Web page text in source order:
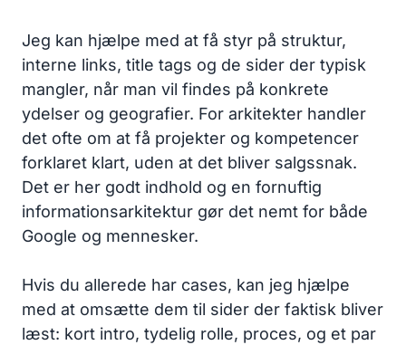
Jeg kan hjælpe med at få styr på struktur,
interne links, title tags og de sider der typisk
mangler, når man vil findes på konkrete
ydelser og geografier. For arkitekter handler
det ofte om at få projekter og kompetencer
forklaret klart, uden at det bliver salgssnak.
Det er her godt indhold og en fornuftig
informationsarkitektur gør det nemt for både
Google og mennesker.
Hvis du allerede har cases, kan jeg hjælpe
med at omsætte dem til sider der faktisk bliver
læst: kort intro, tydelig rolle, proces, og et par